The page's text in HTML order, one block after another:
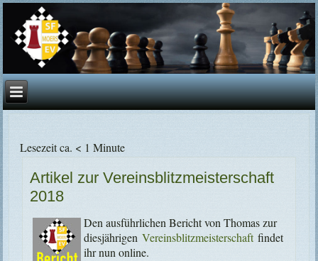
Lesezeit ca. < 1 Minute
Artikel zur Vereinsblitzmeisterschaft
2018
Den ausführlichen Bericht von Thomas zur
diesjährigen Vereinsblitzmeisterschaft findet
ihr nun online.